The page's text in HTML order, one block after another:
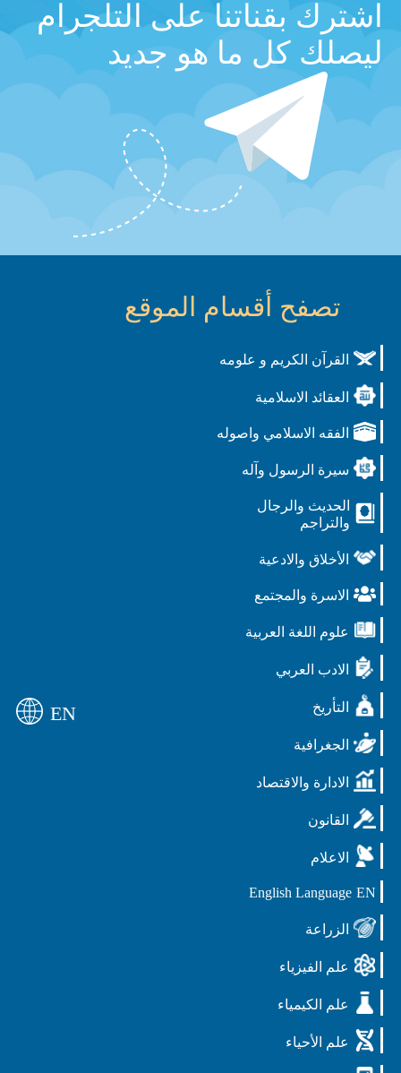
اشترك بقناتنا على التلجرام
ليصلك كل ما هو جديد
تصفح أقسام الموقع
القرآن الكريم و علومه
العقائد الاسلامية
الفقه الاسلامي واصوله
سيرة الرسول وآله
الحديث والرجال
والتراجم
الأخلاق والادعية
الاسرة والمجتمع
علوم اللغة العربية
الادب العربي
التأريخ
الجغرافية
الادارة والاقتصاد
القانون
الاعلام
EN
English Language
الزراعة
علم الفيزياء
علم الكيمياء
علم الأحياء
EN